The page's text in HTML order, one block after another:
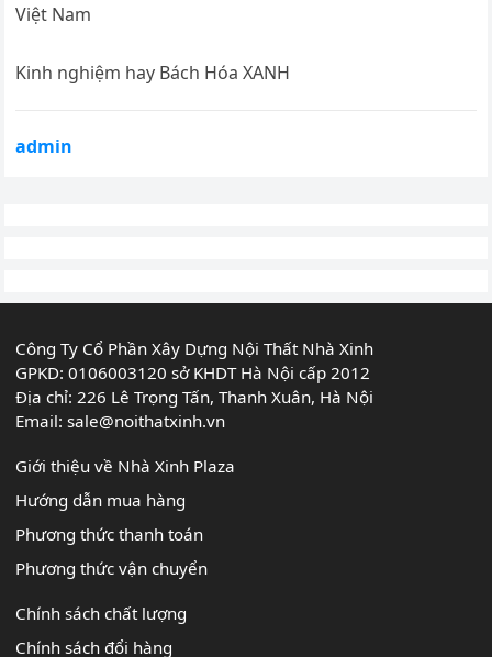
Việt Nam
Kinh nghiệm hay Bách Hóa XANH
admin
Công Ty Cổ Phần Xây Dựng Nội Thất Nhà Xinh
GPKD: 0106003120 sở KHDT Hà Nội cấp 2012
Địa chỉ: 226 Lê Trọng Tấn, Thanh Xuân, Hà Nội
Email:sale@noithatxinh.vn
Giới thiệu về Nhà Xinh Plaza
Hướng dẫn mua hàng
Phương thức thanh toán
Phương thức vận chuyển
Chính sách chất lượng
Chính sách đổi hàng